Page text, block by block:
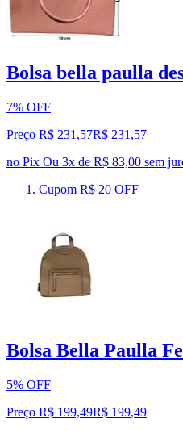
Bolsa bella paulla
7% OFF
Preço R$ 231,57R$ 231 ,57
no Pix Ou 3x de R$ 83,00 sem
Cupom R$ 20 OFF
Bolsa Bella Paulla
5% OFF
Preço R$ 199,49R$ 199,49